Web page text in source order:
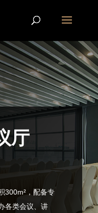
厅
300m² ，配备专
各类会议、讲